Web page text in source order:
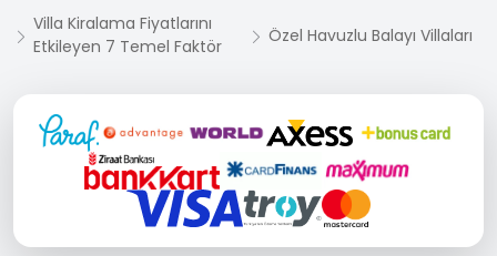
Villa Kiralama Fiyatlarını
Etkileyen 7 Temel Faktör
Özel Havuzlu Balayı Villaları